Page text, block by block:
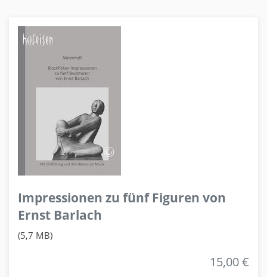
Impressionen zu fünf Figuren von
Ernst Barlach
(5,7 MB)
15,00 €